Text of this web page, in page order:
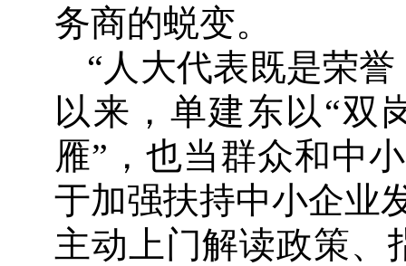
务商的蜕变。
“人大代表既是荣
以来，单建东以“双
雁”，也当群众和中
于加强扶持中小企业
主动上门解读政策、